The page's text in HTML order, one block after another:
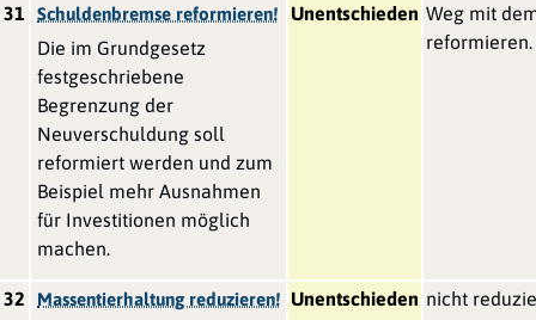
31 Schuldenbremse reformieren!
Die im Grundgesetz
festgeschriebene
Begrenzung der
Neuverschuldung soll
reformiert werden und zum
Beispiel mehr Ausnahmen
für Investitionen möglich
machen.
Unentschieden Weg mit
reformieren.
32 Massentierhaltung reduzieren! Unentschieden nicht